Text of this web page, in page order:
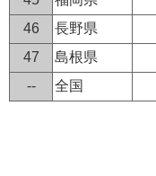
46
長野県
47
島根県
--
全国